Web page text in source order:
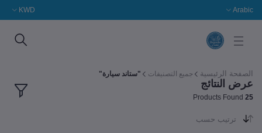
Arabic
KWD
الصفحة الرئيسية جميع التصنيفات "ستاند سيارة"
عرض النتائج
25
ترتيب حسب